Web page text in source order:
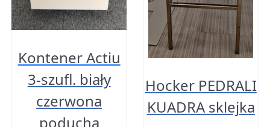
Kontener Actiu
3-szufl. biały
czerwona
poducha
Hocker PEDRALI
KUADRA sklejka